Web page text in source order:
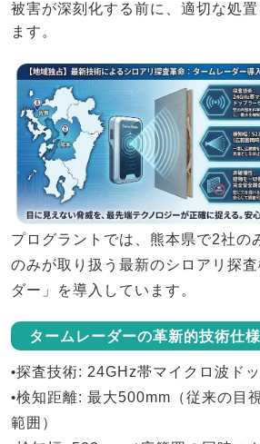
被害が深刻化する前に、適切な処
ます。
プログラントでは、 熊本県で2社の
のみが取り扱う最新のシロアリ探査
ダー 」を導入しています。
タームレーダーの革新的技術仕様
•探査技術: 24GHz帯マイクロ波ド
•検知距離: 最大500mm（従来の目
範囲）